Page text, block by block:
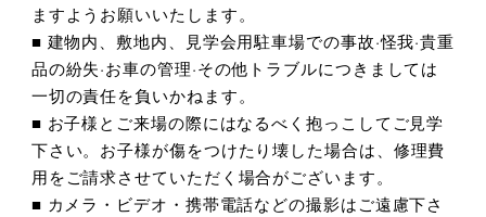
ますようお願いいたします。
■ 建物内、敷地内、見学会用駐車場での事故·怪我·貴重
品の紛失·お車の管理·その他トラブルにつきましては
一切の責任を負いかねます。
■ お子様とご来場の際にはなるべく抱っこしてご見学
下さい。お子様が傷をつけたり壊した場合は、修理費
用をご請求させていただく場合がございます。
■ カメラ・ビデオ・携帯電話などの撮影はご遠慮下さ